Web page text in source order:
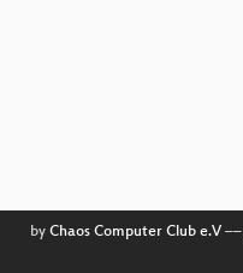
by Chaos Computer Club e.V––